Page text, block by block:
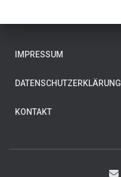
IMPRESSUM
DATENSCHUTZERKLÄRUNG
KONTAKT